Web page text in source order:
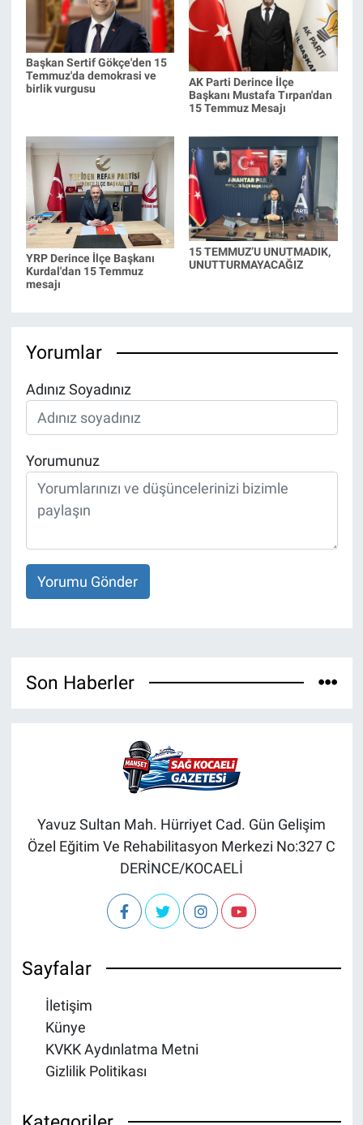
Başkan Sertif Gökçe'den 15
Temmuz'da demokrasi ve
birlik vurgusu
AK Parti Derince İlçe
Başkanı Mustafa Tırpan'dan
15 Temmuz Mesajı
YRP Derince İlçe Başkanı
Kurdal'dan 15 Temmuz
mesajı
15 TEMMUZ’U UNUTMADIK,
UNUTTURMAYACAĞIZ
Yorumlar
Adınız Soyadınız
Yorumunuz
Yorumu Gönder
Son Haberler
Yavuz Sultan Mah. Hürriyet Cad. Gün Gelişim
Özel Eğitim Ve Rehabilitasyon Merkezi No:327 C
DERİNCE/KOCAELİ
Sayfalar
İletişim
Künye
KVKK Aydınlatma Metni
Gizlilik Politikası